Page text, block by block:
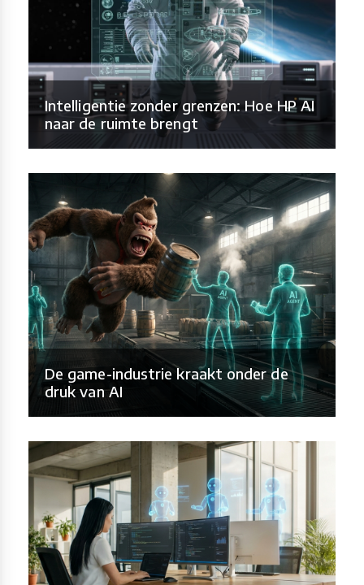
Intelligentie zonder grenzen: Hoe HP AI
naar de ruimte brengt
De game-industrie kraakt onder de
druk van AI